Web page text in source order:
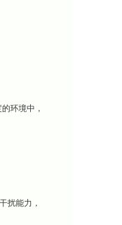
环境中，
扰能力，